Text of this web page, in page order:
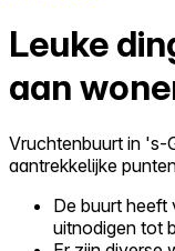
Leuke
aan
Vruchtenbuurt in 's-
aantrekkelijke
De buurt heeft
uitnodigen tot